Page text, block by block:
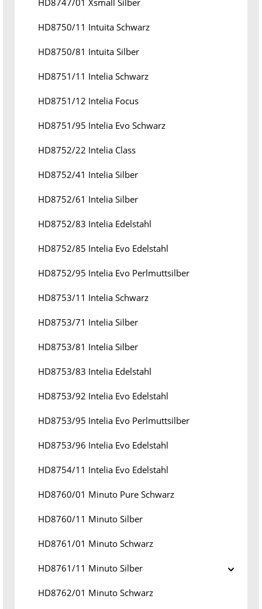
HD8747/01 Xsmall Silber
HD8750/11 Intuita Schwarz
HD8750/81 Intuita Silber
HD8751/11 Intelia Schwarz
HD8751/12 Intelia Focus
HD8751/95 Intelia Evo Schwarz
HD8752/22 Intelia Class
HD8752/41 Intelia Silber
HD8752/61 Intelia Silber
HD8752/83 Intelia Edelstahl
HD8752/85 Intelia Evo Edelstahl
HD8752/95 Intelia Evo Perlmuttsilber
HD8753/11 Intelia Schwarz
HD8753/71 Intelia Silber
HD8753/81 Intelia Silber
HD8753/83 Intelia Edelstahl
HD8753/92 Intelia Evo Edelstahl
HD8753/95 Intelia Evo Perlmuttsilber
HD8753/96 Intelia Evo Edelstahl
HD8754/11 Intelia Evo Edelstahl
HD8760/01 Minuto Pure Schwarz
HD8760/11 Minuto Silber
HD8761/01 Minuto Schwarz
HD8761/11 Minuto Silber
HD8762/01 Minuto Schwarz